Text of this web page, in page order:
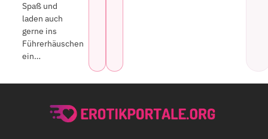
Spaß und
laden auch
gerne ins
Führerhäuschen
ein…